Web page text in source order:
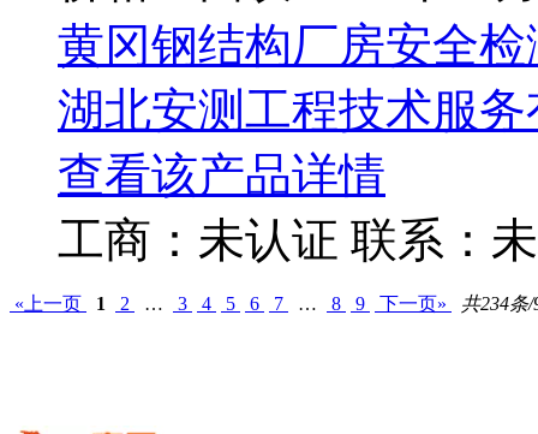
黄冈钢结构厂房安全
湖北安测工程技术服
查看该产品详情
工商： 未认证 联系：
«上一页 1 2 … 3 4 5 6 7 … 8 9 下一页» 共234条/